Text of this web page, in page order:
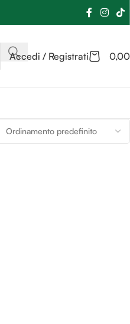
Accedi / Registrati 0,00